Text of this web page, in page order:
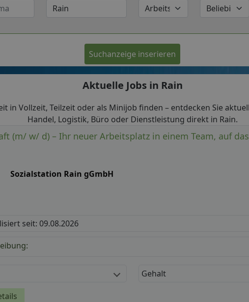
Suchanzeige inserieren
Aktuelle Jobs in Rain
in Vollzeit, Teilzeit oder als Minijob finden – entdecken Sie
Handel, Logistik, Büro oder Dienstleistung direkt in Rain.
(m/ w/ d) – Ihr neuer Arbeitsplatz in einem Team, auf
Sozialstation Rain gGmbH
seit: 09.08.2026
Gehalt